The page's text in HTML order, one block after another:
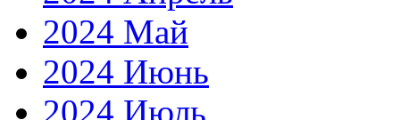
2024 Май
2024 Июнь
2024 Июль